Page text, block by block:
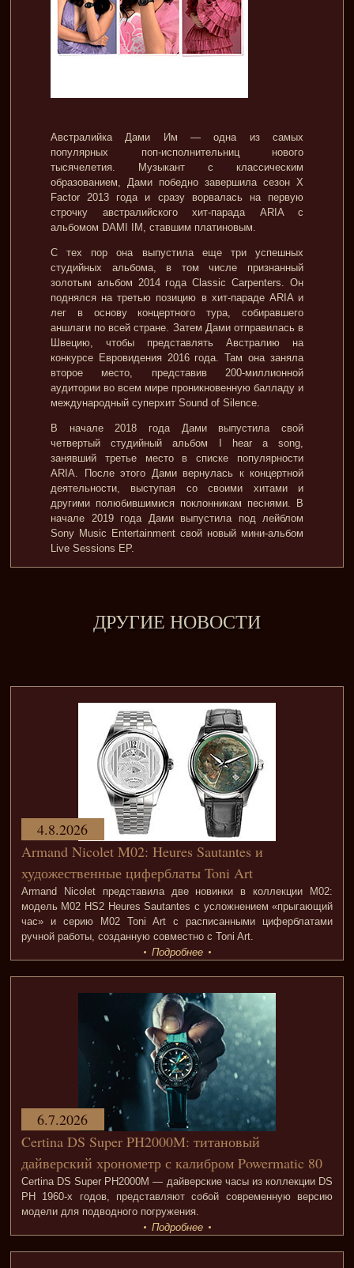
Австралийка Дами Им — одна из самых
популярных поп-исполнительниц нового
тысячелетия. Музыкант с классическим
образованием, Дами победно завершила сезон X
Factor 2013 года и сразу ворвалась на первую
строчку австралийского хит-парада ARIA с
альбомом DAMI IM, ставшим платиновым.
С тех пор она выпустила еще три успешных
студийных альбома, в том числе признанный
золотым альбом 2014 года Classic Carpenters. Он
поднялся на третью позицию в хит-параде ARIA и
лег в основу концертного тура, собиравшего
аншлаги по всей стране. Затем Дами отправилась в
Швецию, чтобы представлять Австралию на
конкурсе Евровидения 2016 года. Там она заняла
второе место, представив 200-миллионной
аудитории во всем мире проникновенную балладу и
международный суперхит Sound of Silence.
В начале 2018 года Дами выпустила свой
четвертый студийный альбом I hear a song,
занявший третье место в списке популярности
ARIA. После этого Дами вернулась к концертной
деятельности, выступая со своими хитами и
другими полюбившимися поклонникам песнями. В
начале 2019 года Дами выпустила под лейблом
Sony Music Entertainment свой новый мини-альбом
Live Sessions EP.
ДРУГИЕ НОВОСТИ
Armand Nicolet M02: Heures Sautantes и
художественные циферблаты Toni Art
Armand Nicolet представила две новинки в коллекции M02:
модель M02 HS2 Heures Sautantes с усложнением «прыгающий
час» и серию M02 Toni Art с расписанными циферблатами
ручной работы, созданную совместно с Toni Art.
4.8.2026
Подробнее
Certina DS Super PH2000M: титановый
дайверский хронометр с калибром Powermatic 80
Certina DS Super PH2000M — дайверские часы из коллекции DS
PH 1960-х годов, представляют собой современную версию
модели для подводного погружения.
6.7.2026
Подробнее